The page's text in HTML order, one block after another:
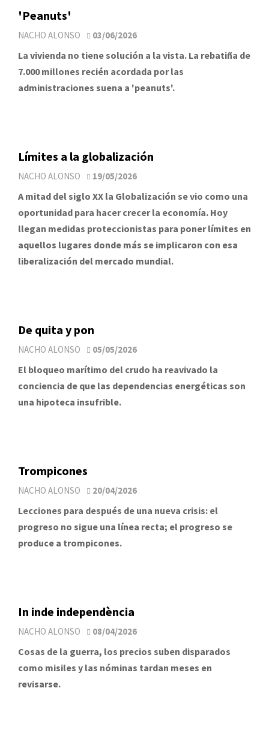
'Peanuts'
NACHO ALONSO 03/06/2026
La vivienda no tiene solución a la vista. La rebatiña de
7.000 millones recién acordada por las
administraciones suena a 'peanuts'.
Límites a la globalización
NACHO ALONSO 19/05/2026
A mitad del siglo XX la Globalización se vio como una
oportunidad para hacer crecer la economía. Hoy
llegan medidas proteccionistas para poner límites en
aquellos lugares donde más se implicaron con esa
liberalización del mercado mundial.
De quita y pon
NACHO ALONSO 05/05/2026
El bloqueo marítimo del crudo ha reavivado la
conciencia de que las dependencias energéticas son
una hipoteca insufrible.
Trompicones
NACHO ALONSO 20/04/2026
Lecciones para después de una nueva crisis: el
progreso no sigue una línea recta; el progreso se
produce a trompicones.
In inde independència
NACHO ALONSO 08/04/2026
Cosas de la guerra, los precios suben disparados
como misiles y las nóminas tardan meses en
revisarse.